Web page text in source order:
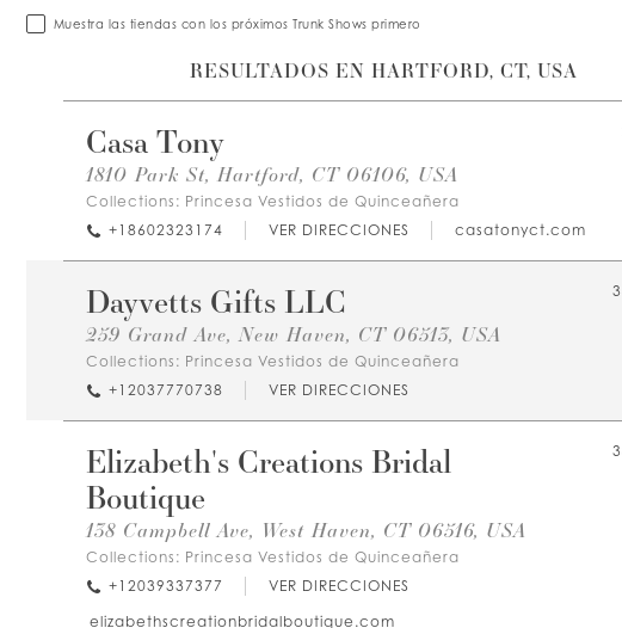
Muestra las tiendas con los próximos Trunk Shows primero
RESULTADOS EN HARTFORD, CT, USA
Casa Tony
1810 Park St, Hartford, CT 06106, USA
Collections: Princesa Vestidos de Quinceañera
+18602323174
VER DIRECCIONES casatonyct.com
Dayvetts Gifts LLC
259 Grand Ave, New Haven, CT 06513, USA
Collections: Princesa Vestidos de Quinceañera
+12037770738
VER DIRECCIONES
Elizabeth's Creations Bridal
Boutique
138 Campbell Ave, West Haven, CT 06516, USA
Collections: Princesa Vestidos de Quinceañera
+12039337377
VER DIRECCIONES
elizabethscreationbridalboutique.com